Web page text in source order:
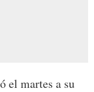
el martes a su